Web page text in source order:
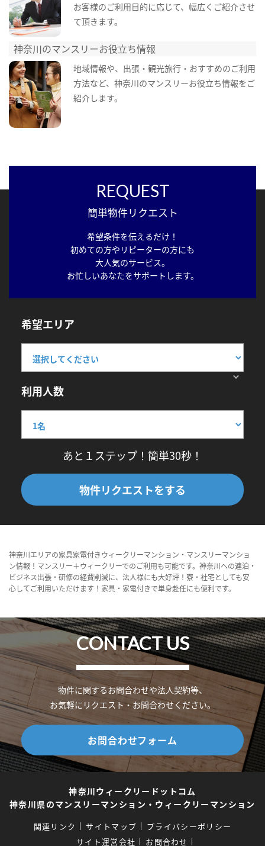
お客様のご利用目的に応じて、幅広くご紹介させ
て頂きます。
神奈川のマンスリーお役立ち情報
地域情報や、出張・観光旅行・おすすめのご利用
方法など、神奈川のマンスリーお役立ち情報をご
紹介します。
REQUEST
簡単物件リクエスト
希望条件を伝えるだけ！
初めての方やリピーターの方にも
大人気のサービス。
お忙しいあなたをサポートします。
希望エリア
利用人数
あと１ステップ！簡単30秒！
物件リクエストをする
神奈川エリアの家具家電付きウィークリーマンション・マンスリーマンショ
ン情報！マンスリー＋ウィークリーでのご利用も可能です。神奈川への連泊・
ビジネス出張・研修の経費削減に、法人様にも大好評！寮・社宅としても安
心してご利用いただけます！家具・家電付きで単身赴任にも便利です。
CONTACT US
物件に関するお問合わせや法人契約等、
お気軽にリクエスト・お問合わせください。
お問合わせフォーム
神奈川ウィークリードットコム
神奈川県のマンスリーマンション・ウィークリーマンション
関連リンク サイトマップ
プライバシーポリシー
サイト運営会社
お問合わせ